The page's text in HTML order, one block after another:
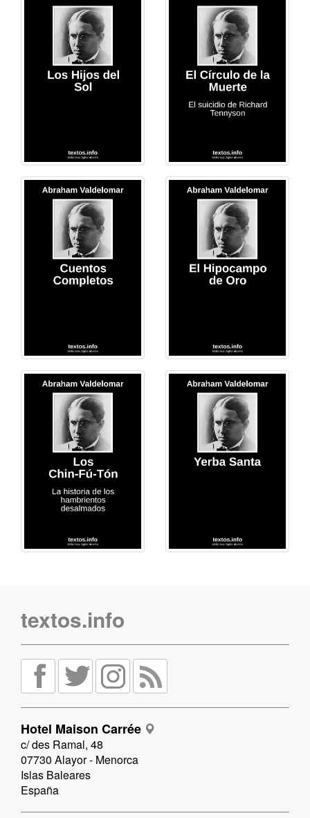
textos.info
Hotel Maison Carrée
c/ des Ramal, 48
07730 Alayor - Menorca
Islas Baleares
España